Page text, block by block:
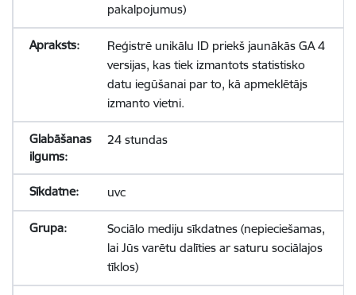
pakalpojumus)
Reģistrē unikālu ID priekš jaunākās GA 4
versijas, kas tiek izmantots statistisko
datu iegūšanai par to, kā apmeklētājs
izmanto vietni.
24 stundas
uvc
Sociālo mediju sīkdatnes (nepieciešamas,
lai Jūs varētu dalīties ar saturu sociālajos
tīklos)